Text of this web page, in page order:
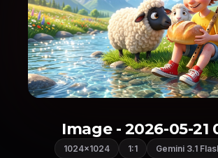
Image - 2026-05-21
1024×1024 1:1 Gemini 3.1